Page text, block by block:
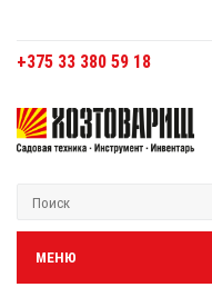
+375 33 380 59 18
МЕНЮ